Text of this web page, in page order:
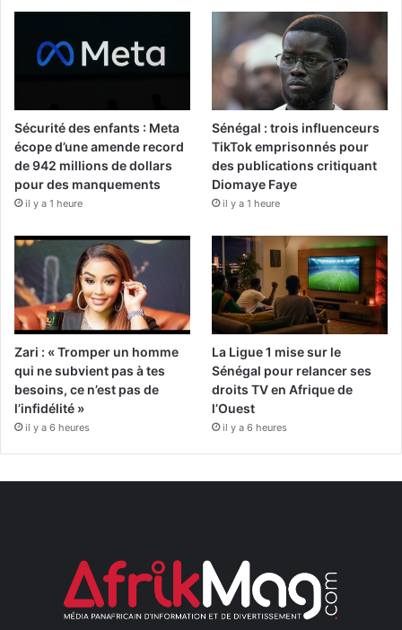
Sécurité des enfants : Meta
écope d’une amende record
de 942 millions de dollars
pour des manquements
il y a 1 heure
Sénégal : trois influenceurs
TikTok emprisonnés pour
des publications critiquant
Diomaye Faye
il y a 1 heure
Zari : « Tromper un homme
qui ne subvient pas à tes
besoins, ce n’est pas de
l’infidélité »
il y a 6 heures
La Ligue 1 mise sur le
Sénégal pour relancer ses
droits TV en Afrique de
l’Ouest
il y a 6 heures